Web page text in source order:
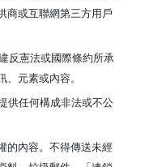
商或互聯網第三方用戶
反憲法或國際條約所承
元素或內容。
供任何構成非法或不公
的內容。不得傳送未經